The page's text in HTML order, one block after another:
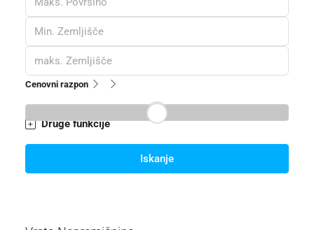
Cenovni razpon
Druge funkcije
Iskanje